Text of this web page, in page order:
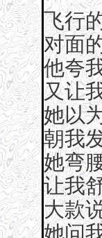
飞行
对面
他夸
又让
她以
朝我
她弯
让我
大款
她问